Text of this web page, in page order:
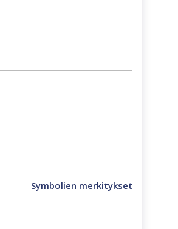
Symbolien merkitykset